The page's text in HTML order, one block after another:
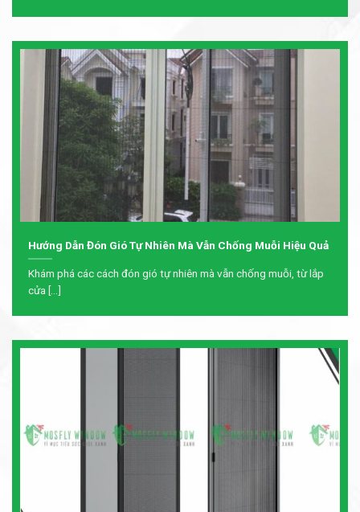
Hướng Dẫn Đón Gió Tự Nhiên Mà Vẫn Chống Muỗi Hiệu Quả
Khám phá các cách đón gió tự nhiên mà vẫn chống muỗi, từ lắp
cửa [...]